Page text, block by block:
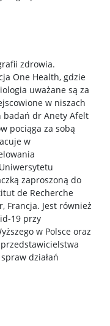
zdrowia.
One Health, gdzie
uważane są za
w niszach
badań dr Anety Afelt
pociąga za sobą
w
zaproszoną do
de Recherche
Francja. Jest również
19 przy
w Polsce oraz
działań